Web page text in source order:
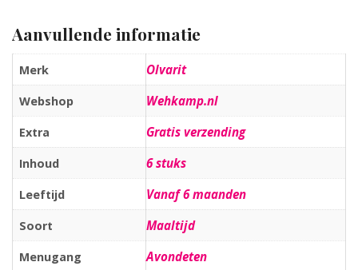
Aanvullende informatie
Merk Olvarit
Webshop Wehkamp.nl
Extra Gratis verzending
Inhoud 6 stuks
Leeftijd Vanaf 6 maanden
Soort Maaltijd
Menugang Avondeten